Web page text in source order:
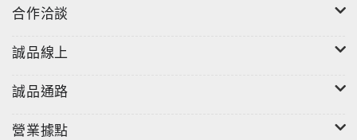
合作洽談
誠品線上
誠品通路
營業據點